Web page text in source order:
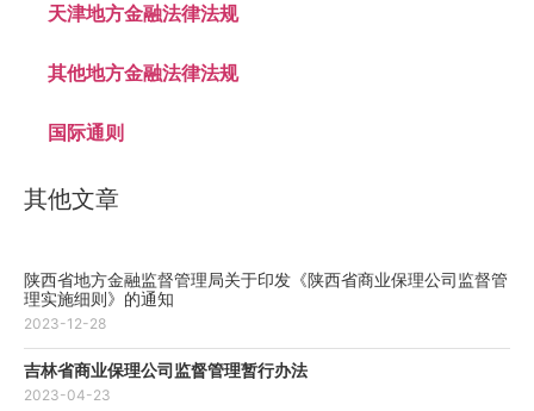
天津地方金融法律法规
其他地方金融法律法规
国际通则
其他文章
陕西省地方金融监督管理局关于印发《陕西省商业保理公司监督管
理实施细则》的通知
2023-12-28
吉林省商业保理公司监督管理暂行办法
2023-04-23